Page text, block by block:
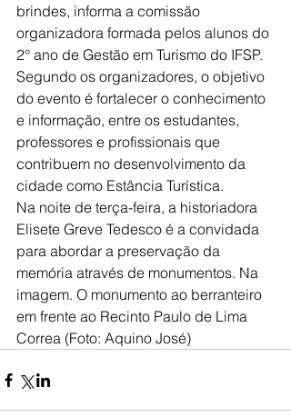
brindes, informa a comissão
organizadora formada pelos alunos do
2° ano de Gestão em Turismo do IFSP.
Segundo os organizadores, o objetivo
do evento é fortalecer o conhecimento
e informação, entre os estudantes,
professores e profissionais que
contribuem no desenvolvimento da
cidade como Estância Turística.
Na noite de terça-feira, a historiadora
Elisete Greve Tedesco é a convidada
para abordar a preservação da
memória através de monumentos. Na
imagem. O monumento ao berranteiro
em frente ao Recinto Paulo de Lima
Correa (Foto: Aquino José)